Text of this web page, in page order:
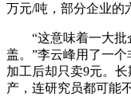
万元/吨，部分企业的
“这意味着一大
盖。”李云峰用了一个
加工后却只卖9元。
产，连研究员都可能